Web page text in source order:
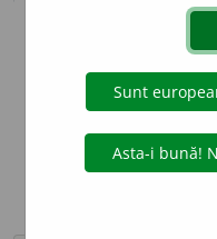
info
Aceste
echipa
originale
preferințe